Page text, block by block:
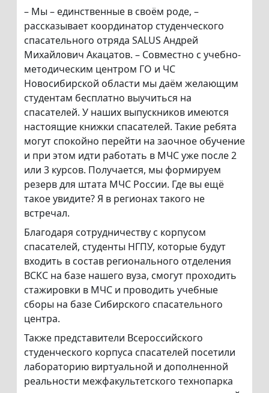
– Мы – единственные в своём роде, –
рассказывает координатор студенческого
спасательного отряда SALUS Андрей
Михайлович Акацатов. – Совместно с учебно-
методическим центром ГО и ЧС
Новосибирской области мы даём желающим
студентам бесплатно выучиться на
спасателей. У наших выпускников имеются
настоящие книжки спасателей. Такие ребята
могут спокойно перейти на заочное обучение
и при этом идти работать в МЧС уже после 2
или 3 курсов. Получается, мы формируем
резерв для штата МЧС России. Где вы ещё
такое увидите? Я в регионах такого не
встречал.
Благодаря сотрудничеству с корпусом
спасателей, студенты НГПУ, которые будут
входить в состав регионального отделения
ВСКС на базе нашего вуза, смогут проходить
стажировки в МЧС и проводить учебные
сборы на базе Сибирского спасательного
центра.
Также представители Всероссийского
студенческого корпуса спасателей посетили
лабораторию виртуальной и дополненной
реальности межфакультетского технопарка